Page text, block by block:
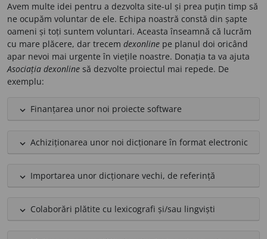
Avem multe idei pentru a dezvolta site-ul și prea puțin timp să
ne ocupăm voluntar de ele. Echipa noastră constă din șapte
oameni și toți suntem voluntari. Aceasta înseamnă că lucrăm
cu mare plăcere, dar trecem dexonline pe planul doi oricând
apar nevoi mai urgente în viețile noastre. Donația ta va ajuta
Asociația dexonline să dezvolte proiectul mai repede. De
exemplu:
expand_less Finanțarea unor noi proiecte software
expand_less Achiziționarea unor noi dicționare în format electronic
expand_less Importarea unor dicționare vechi, de referință
expand_less Colaborări plătite cu lexicografi și/sau lingviști